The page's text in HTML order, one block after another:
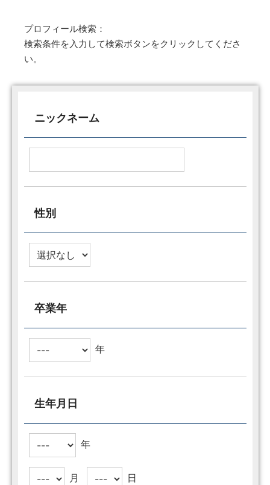
プロフィール検索：
検索条件を入力して検索ボタンをクリックしてくださ
い。
ニックネーム
性別
卒業年
年
生年月日
年
月 日